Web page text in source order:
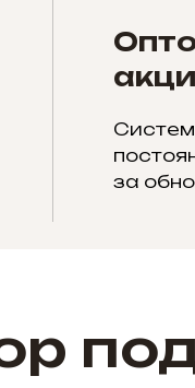
за